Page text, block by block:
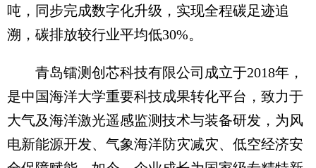
吨，同步完成数字化升级，实现全程碳足迹追
溯，碳排放较行业平均低30%。
青岛镭测创芯科技有限公司成立于2018年，
是中国海洋大学重要科技成果转化平台，致力于
大气及海洋激光遥感监测技术与装备研发，为风
电新能源开发、气象海洋防灾减灾、低空经济安